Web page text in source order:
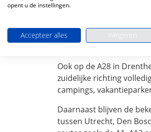
De grootste knelpunten
Zo moeten
Tussen Terbregseplein
parallelrijbaan moet en
Ook op de A28 in
zuidelijke richting
campings,
Daarnaast blijven de
tussen Utrecht, Den
opent u de instellingen.
Accepteer alles